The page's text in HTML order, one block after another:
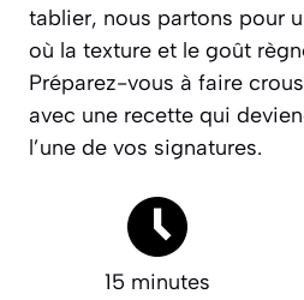
tablier, nous partons pour
où la texture et le goût
Préparez-vous à faire
avec une recette qui
l’une de vos signatures.
15 minutes